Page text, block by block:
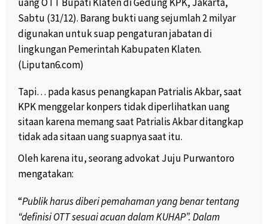
Sabtu (31/12). Barang bukti uang sejumlah 2 milyar
digunakan untuk suap pengaturan jabatan di
lingkungan Pemerintah Kabupaten Klaten.
(Liputan6.com)
Tapi… pada kasus penangkapan Patrialis Akbar, saat
KPK menggelar konpers tidak diperlihatkan uang
sitaan karena memang saat Patrialis Akbar ditangkap
tidak ada sitaan uang suapnya saat itu.
Oleh karena itu, seorang advokat Juju Purwantoro
mengatakan:
“Publik harus diberi pemahaman yang benar tentang
“definisi OTT sesuai acuan dalam KUHAP”. Dalam